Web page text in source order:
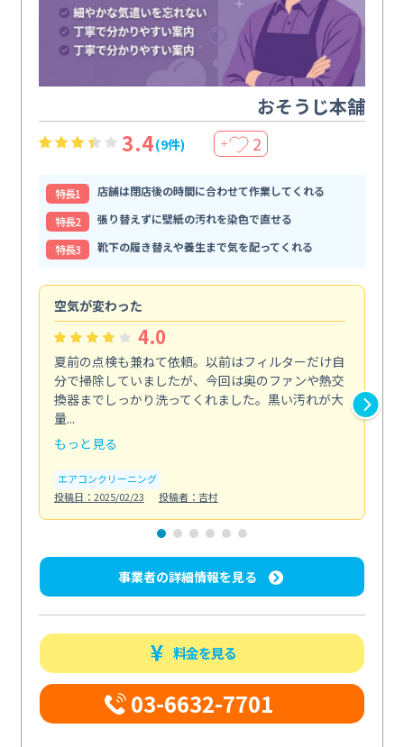
おそうじ本舗
3.4(9件) ＋ 2
特⻑1
店舗は閉店後の時間に合わせて作業してくれる
特⻑2
張り替えずに壁紙の汚れを染色で直せる
特⻑3
靴下の履き替えや養生まで気を配ってくれる
空気が変わった
4.0
夏前の点検も兼ねて依頼。以前はフィルターだけ自
分で掃除していましたが、今回は奥のファンや熱交
換器までしっかり洗ってくれました。黒い汚れが大
量...
もっと見る
エアコンクリーニング
投稿日：2025/02/23
投稿者：吉村
事業者の詳細情報を見る
料金を見る
03-6632-7701